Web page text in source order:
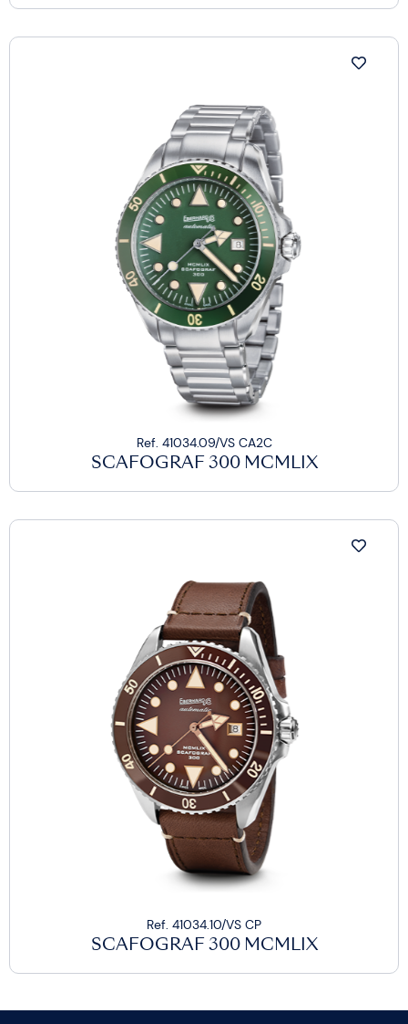
Ref. 41034.09/VS CA2C
SCAFOGRAF 300 MCMLIX
Ref. 41034.10/VS CP
SCAFOGRAF 300 MCMLIX